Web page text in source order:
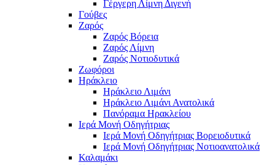
Γέργερη Λίμνη Διγενή
Γούβες
Ζαρός
Ζαρός Βόρεια
Ζαρός Λίμνη
Ζαρός Νοτιοδυτικά
Ζωφόροι
Ηράκλειο
Ηράκλειο Λιμάνι
Ηράκλειο Λιμάνι Ανατολικά
Πανόραμα Ηρακλείου
Ιερά Μονή Οδηγήτριας
Ιερά Μονή Οδηγήτριας Βορειοδυτικά
Ιερά Μονή Οδηγήτριας Νοτιοανατολικά
Καλαμάκι